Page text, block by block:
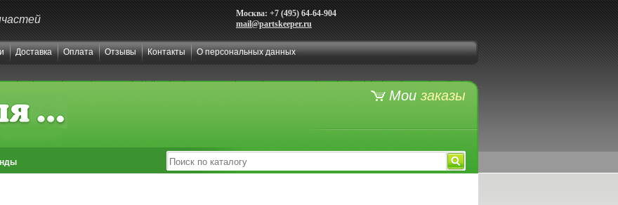
Москва: +7 (495) 64-64-904
mail@partskeeper.ru
Доставка Оплата Отзывы Контакты О персональных данных
Мои заказы